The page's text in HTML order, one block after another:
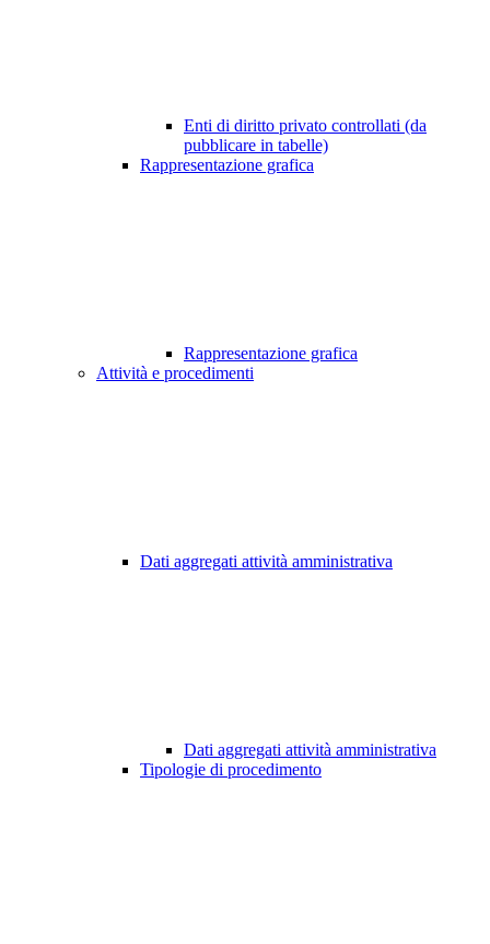
Enti di diritto privato controllati (da
pubblicare in tabelle)
Rappresentazione grafica
Rappresentazione grafica
Attività e procedimenti
Dati aggregati attività amministrativa
Dati aggregati attività amministrativa
Tipologie di procedimento